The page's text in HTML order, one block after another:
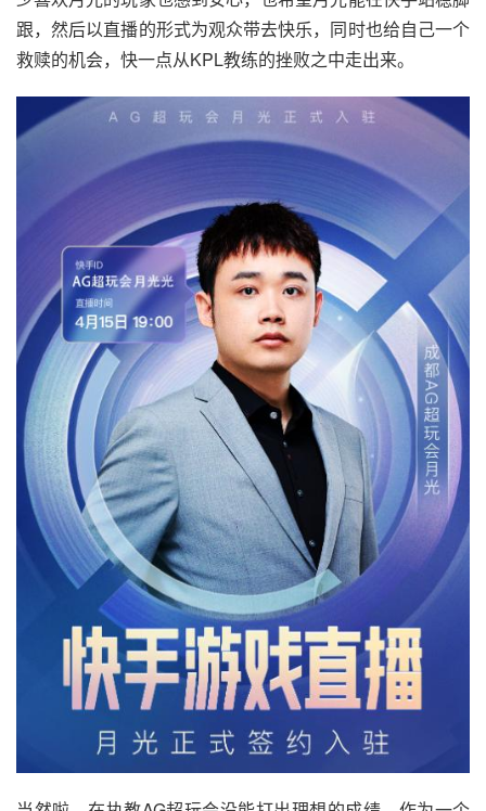
跟，然后以直播的形式为观众带去快乐，同时也给自己一个
救赎的机会，快一点从KPL教练的挫败之中走出来。